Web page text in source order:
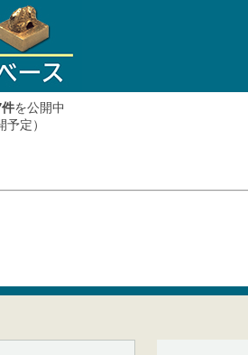
件を公開中
予定）